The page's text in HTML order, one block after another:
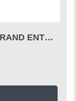
Skechers GO WALK FLEX - GRAND ENTRY Trainingsschuh